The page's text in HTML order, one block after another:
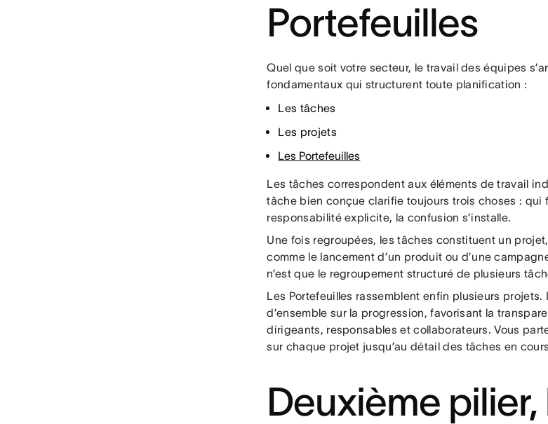
Portefeuilles
Quel que soit votre secteur, le travail des équipes
fondamentaux qui structurent toute planification :
Les tâches
Les projets
Les Portefeuilles
Les tâches correspondent aux éléments de travail
tâche bien conçue clarifie toujours trois choses :
responsabilité explicite, la confusion s’installe.
Une fois regroupées, les tâches constituent un
comme le lancement d’un produit ou d’une
n’est que le regroupement structuré de plusieurs
Les Portefeuilles rassemblent enfin plusieurs
d’ensemble sur la progression, favorisant la
dirigeants, responsables et collaborateurs. Vous
sur chaque projet jusqu’au détail des tâches en
Deuxième pilier,